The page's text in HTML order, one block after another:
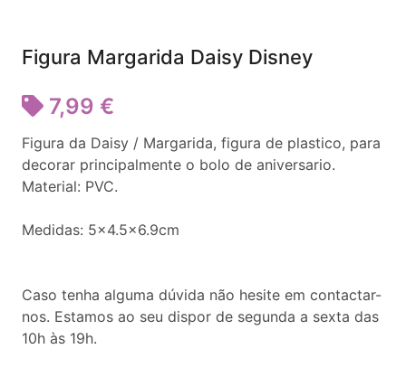
Figura Margarida Daisy Disney
7,99 €
Figura da Daisy / Margarida, figura de plastico, para
decorar principalmente o bolo de aniversario.
Material: PVC.
Medidas: 5x4.5x6.9cm
Caso tenha alguma dúvida não hesite em contactar-
nos. Estamos ao seu dispor de segunda a sexta das
10h às 19h.